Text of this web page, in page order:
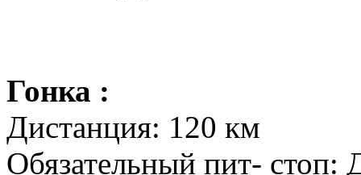
Гонка :
Дистанция: 120 км
Обязательный пит- стоп: